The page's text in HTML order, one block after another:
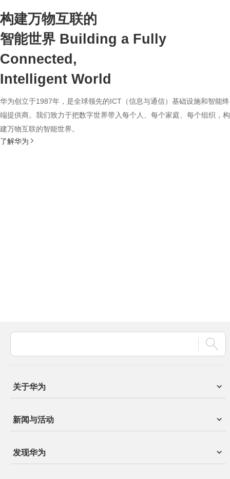
构建万物互联的
智能世界 Building a Fully
Connected,
Intelligent World
华为创立于1987年，是全球领先的ICT（信息与通信）基础设施和智能终
端提供商。我们致力于把数字世界带入每个人、每个家庭、每个组织，构
建万物互联的智能世界。
了解华为
关于华为
新闻与活动
发现华为